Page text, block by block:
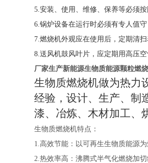
5.安装、使用、维修、保养等必须按
6.锅炉设备在运行时必须有专人值守
7.燃烧机外观应在使用后，定期清
8.送风机鼓风叶片，应定期用高压
厂家生产新能源生物质能源颗粒燃
生物质燃烧机做为热力
经验，设计、生产、制
漆、冶炼、木材加工、
生物质燃烧机特点：
1.高效节能：以可再生生物质能源
2.热效率高：沸腾式半气化燃烧加